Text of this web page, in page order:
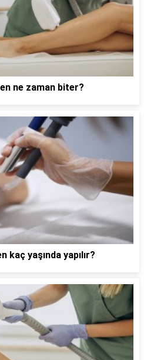
ne zaman biter?
kaç yaşında yapılır?